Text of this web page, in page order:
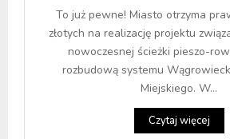
To już pewne! Miasto otrzyma
złotych na realizację projektu
nowoczesnej ścieżki pieszo-
rozbudową systemu
Miejskiego. W...
Czytaj więcej